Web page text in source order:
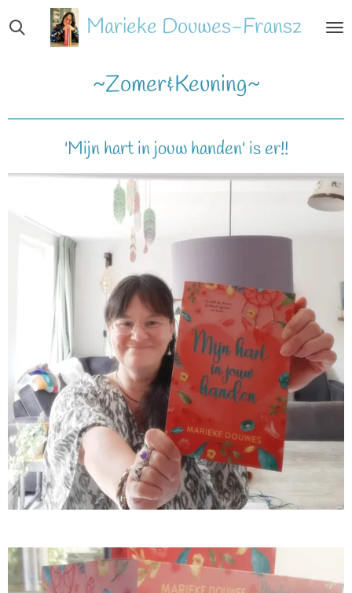
direct
Marieke Douwes-Fransz
~Zomer&Keuning~
'Mijn hart in jouw handen' is er!!